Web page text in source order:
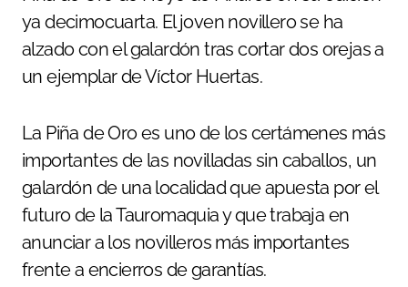
ya decimocuarta. El joven novillero se ha
alzado con el galardón tras cortar dos orejas a
un ejemplar de Víctor Huertas.
La Piña de Oro es uno de los certámenes más
importantes de las novilladas sin caballos, un
galardón de una localidad que apuesta por el
futuro de la Tauromaquia y que trabaja en
anunciar a los novilleros más importantes
frente a encierros de garantías.